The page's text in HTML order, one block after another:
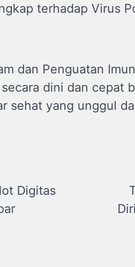
terhadap Virus
dan Penguatan
dini dan cepat
sehat yang unggul
Digitas